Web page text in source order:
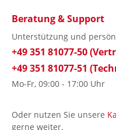
Beratung & Support
Unterstützung und
+49 351 81077-50
+49 351 81077-51
Mo-Fr, 09:00 - 17:00 Uhr
Oder nutzen Sie unsere
gerne weiter.